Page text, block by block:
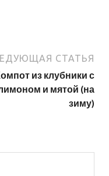
СТАТЬЯ
из клубники с
и мятой (на
зиму)